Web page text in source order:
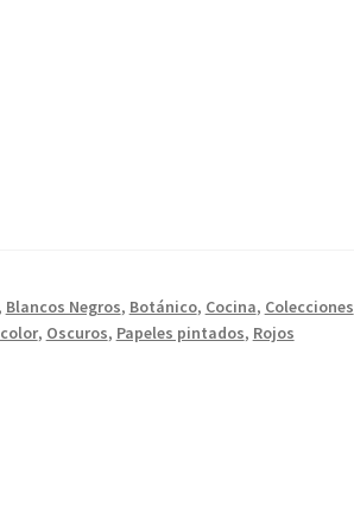
Blancos Negros, Botánico, Cocina, Colecciones
, Oscuros, Papeles pintados, Rojos